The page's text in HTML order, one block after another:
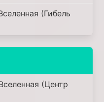
(Гибель
(Центр